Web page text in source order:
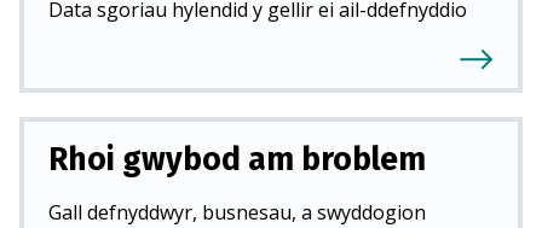
Data sgoriau hylendid y gellir ei ail-ddefnyddio
Rhoi gwybod am broblem
Gall defnyddwyr, busnesau, a swyddogion